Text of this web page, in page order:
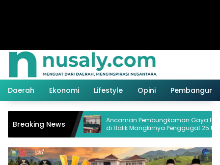
Daerah Ekonomi Lifestyle Opini
Breaking News
Ancaman Pembungkaman Gaya Baru
di Balik Mangkirnya Penggugat 25 Media
Palembang